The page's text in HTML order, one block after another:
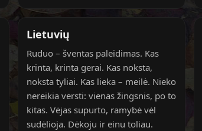
Lietuvių
Ruduo – šventas paleidimas. Kas
krinta, krinta gerai. Kas noksta,
noksta tyliai. Kas lieka – meilė. Nieko
nereikia versti: vienas žingsnis, po to
kitas. Vėjas supurto, ramybė vėl
sudėlioja. Dėkoju ir einu toliau.